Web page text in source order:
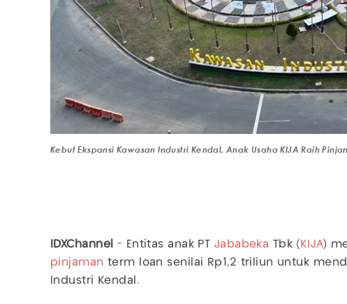
Kebut Ekspansi Kawasan Industri Kendal, Anak Usaha KIJA Raih
IDXChannel - Entitas anak PT Jababeka Tbk ( KIJA)
pinjaman term loan senilai Rp1,2 triliun untuk
Industri Kendal.